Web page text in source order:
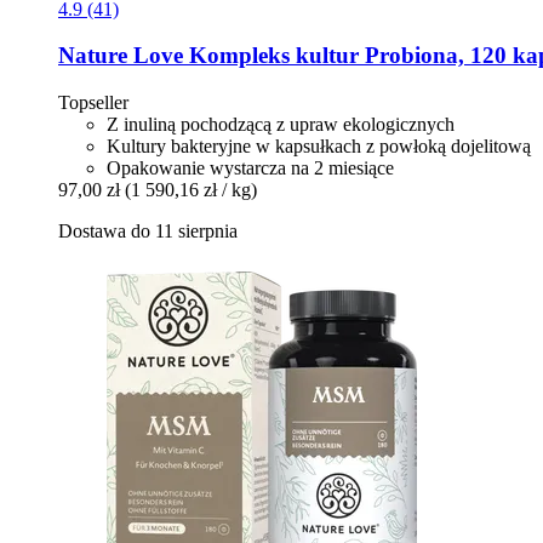
4.9 (41)
Nature Love Kompleks kultur Probiona, 120
Topseller
Z inuliną pochodzącą z upraw ekologicznych
Kultury bakteryjne w kapsułkach z powłoką dojelitową
Opakowanie wystarcza na 2 miesiące
97,00 zł (1 590,16 zł / kg)
Dostawa do 11 sierpnia